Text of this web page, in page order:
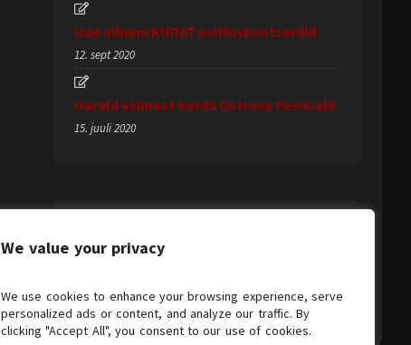
We value your privacy
We use cookies to enhance your browsing experience, serve
personalized ads or content, and analyze our traffic. By
clicking "Accept All", you consent to our use of cookies.
Uue albumi KURAT esitluskontserdid
12. sept 2020
Herald esimest korda Ostrova Festivalil
15. juuli 2020